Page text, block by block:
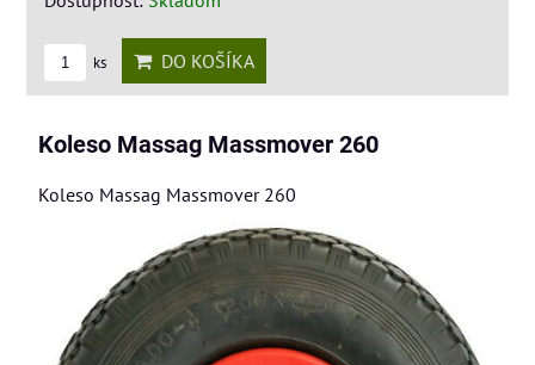
ks DO KOŠÍKA
Koleso Massag Massmover 260
Koleso Massag Massmover 260